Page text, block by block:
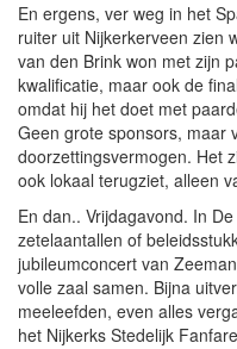
En ergens, ver weg in het
ruiter uit Nijkerkerveen zien
van den Brink won met zijn
kwalificatie, maar ook de
omdat hij het doet met
Geen grote sponsors, maar
doorzettingsvermogen. Het
ook lokaal terugziet, alleen
En dan.. Vrijdagavond. In
zetelaantallen of
jubileumconcert van
volle zaal samen. Bijna
meeleefden, even alles
het Nijkerks Stedelijk